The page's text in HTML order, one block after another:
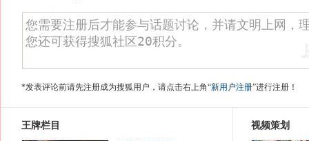
*发表评论前请先注册成为搜狐用户，请点击右上角“新用户注册”进行注册！
王牌栏目 视频策划